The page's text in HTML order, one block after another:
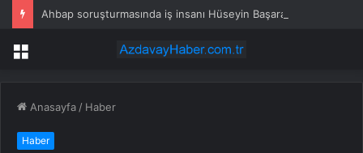
Menü
Anasayfa / Haber
Haber